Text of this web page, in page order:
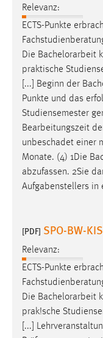
Relevanz:
ECTS-Punkte
Die Bachelorarbeit
praktische
[...] Beginn der
Punkte und das
Studiensemester
Bearbeitungszeit
unbeschadet einer
Monate. (4) 1Die
abzufassen. 2Sie
Aufgabenstellers in
[PDF] SPO-BW-
Relevanz:
ECTS-Punkte
Die Bachelorarbeit
prak!sche
[...]
_pk_ref,
Zweck:
Zugriffsstatistik
Cookie Laufzeit:
Max. 13 Monate
MARKETING
Marketing
verwendet, um
Name:
_gcl_au
Anbieter:
Google Ireland